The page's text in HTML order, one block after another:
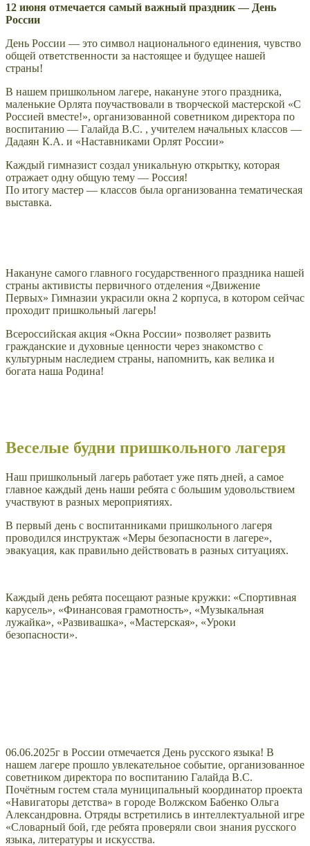
12 июня отмечается самый важный праздник — День
России
День России — это символ национального единения, чувство
общей ответственности за настоящее и будущее нашей
страны!
В нашем пришкольном лагере, накануне этого праздника,
маленькие Орлята поучаствовали в творческой мастерской «С
Россией вместе!», организованной советником директора по
воспитанию — Галайда В.С. , учителем начальных классов —
Дадаян К.А. и «Наставниками Орлят России»
Каждый гимназист создал уникальную открытку, которая
отражает одну общую тему — Россия!
По итогу мастер — классов была организованна тематическая
выставка.
Накануне самого главного государственного праздника нашей
страны активисты первичного отделения «Движение
Первых» Гимназии украсили окна 2 корпуса, в котором сейчас
проходит пришкольный лагерь!
Всероссийская акция «Окна России» позволяет развить
гражданские и духовные ценности через знакомство с
культурным наследием страны, напомнить, как велика и
богата наша Родина!
Веселые будни пришкольного лагеря
Наш пришкольный лагерь работает уже пять дней, а самое
главное каждый день наши ребята с большим удовольствием
участвуют в разных мероприятиях.
В первый день с воспитанниками пришкольного лагеря
проводился инструктаж «Меры безопасности в лагере»,
эвакуация, как правильно действовать в разных ситуациях.
Каждый день ребята посещают разные кружки: «Спортивная
карусель», «Финансовая грамотность», «Музыкальная
лужайка», «Развивашка», «Мастерская», «Уроки
безопасности».
06.06.2025г в России отмечается День русского языка! В
нашем лагере прошло увлекательное событие, организованное
советником директора по воспитанию Галайда В.С.
Почётным гостем стала муниципальный координатор проекта
«Навигаторы детства» в городе Волжском Бабенко Ольга
Александровна. Отряды встретились в интеллектуальной игре
«Словарный бой, где ребята проверяли свои знания русского
языка, литературы и искусства.